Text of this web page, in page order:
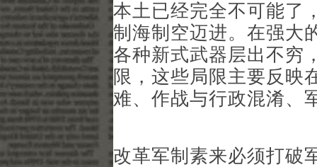
本土已经完全不可能了
制海制空迈进。在强大
各种新式武器层出不穷
限，这些局限主要反映
难、作战与行政混淆、
改革军制素来必须打破